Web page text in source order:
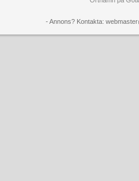
- Annons? Kontakta: